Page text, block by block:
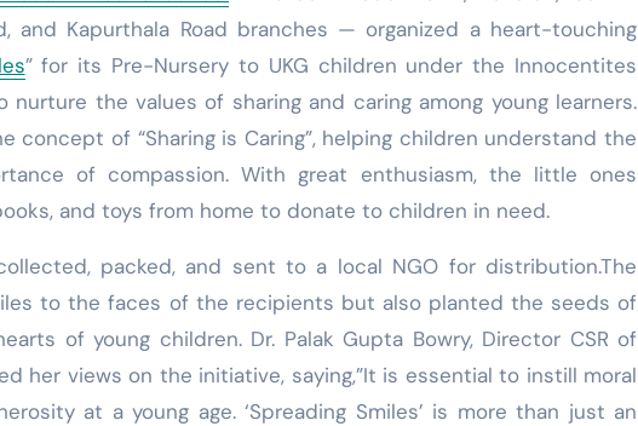
and Kapurthala Road branches — organized a heart-touching
” for its Pre-Nursery to UKG children under the Innocentites
nurture the values of sharing and caring among young learners.
concept of “Sharing is Caring”, helping children understand the
of compassion. With great enthusiasm, the little ones
and toys from home to donate to children in need.
packed, and sent to a local NGO for distribution.The
to the faces of the recipients but also planted the seeds of
of young children. Dr. Palak Gupta Bowry, Director CSR of
her views on the initiative, saying,”It is essential to instill moral
at a young age. ‘Spreading Smiles’ is more than just an